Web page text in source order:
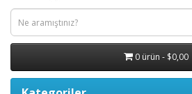
0 ürün - $0,00